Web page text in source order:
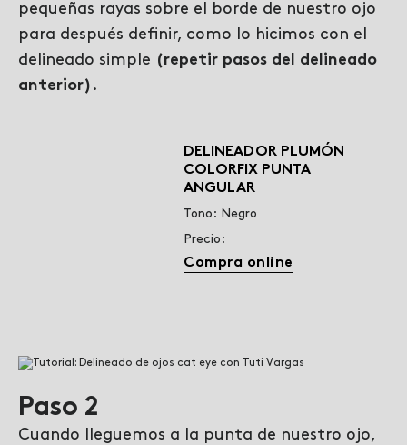
pequeñas rayas sobre el borde de nuestro ojo
para después definir, como lo hicimos con el
delineado simple (repetir pasos del delineado
anterior) .
DELINEADOR PLUMÓN
COLORFIX PUNTA
ANGULAR
Tono: Negro
Precio:
Compra online
Paso 2
Cuando lleguemos a la punta de nuestro ojo,